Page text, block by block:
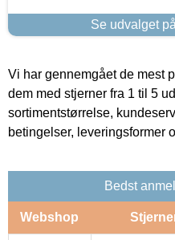
Se udvalget
Vi har gennemgået de mest
dem med stjerner fra 1 til 5
sortimentstørrelse,
betingelser, leveringsformer
Bedst
Webshop